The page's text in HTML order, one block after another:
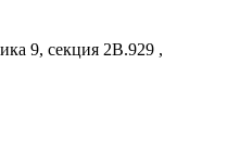
9, секция 2В.929 ,